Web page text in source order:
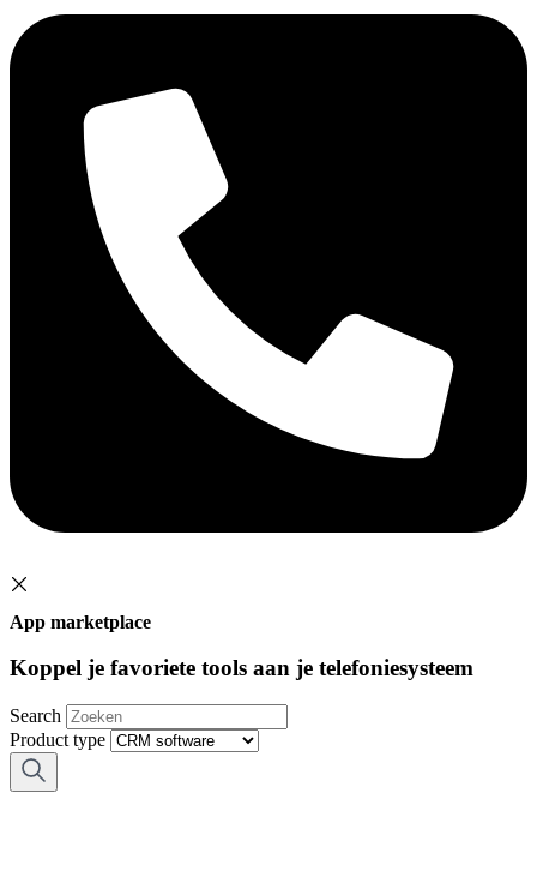
App marketplace
Koppel je favoriete tools aan je telefoniesysteem
Search
Product type